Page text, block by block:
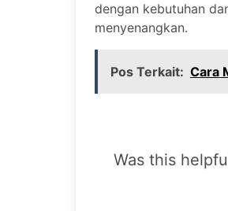
dengan kebutuhan
menyenangkan.
Pos Terkait: Cara
Was this